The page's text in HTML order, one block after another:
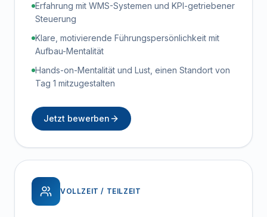
Erfahrung mit WMS-Systemen und KPI-getriebener
Steuerung
Klare, motivierende Führungspersönlichkeit mit
Aufbau-Mentalität
Hands-on-Mentalität und Lust, einen Standort von
Tag 1 mitzugestalten
Jetzt bewerben
VOLLZEIT / TEILZEIT